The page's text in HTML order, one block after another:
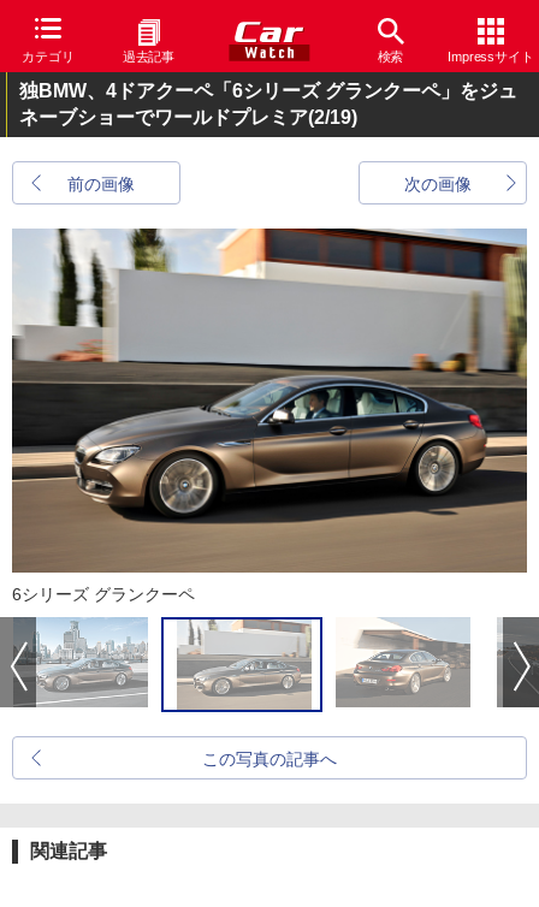
カテゴリ 過去記事 検索 Impressサイト
独BMW、4ドアクーペ「6シリーズ グランクーペ」をジュ
ネーブショーでワールドプレミア(2/19)
前の画像 次の画像
6シリーズ グランクーペ
この写真の記事へ
関連記事